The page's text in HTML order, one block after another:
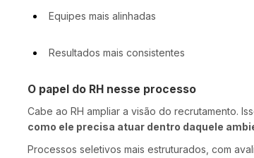
Equipes mais alinhadas
Resultados mais consistentes
O papel do RH nesse processo
Cabe ao RH ampliar a visão do recrutamento.
como ele precisa atuar dentro daquele
Processos seletivos mais estruturados, com